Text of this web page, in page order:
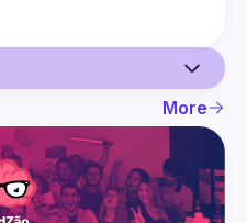
More